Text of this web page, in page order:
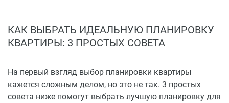
продуманы, дворы благоустроены и озеленены в
соответствии с концепцией ландшафтного дизайна.
инфраструктура: от детских садов, школ и спортивных
сооружений, до магазинов, банков, предприятий
бытового обслуживания, аптек и парковок.
КАК ВЫБРАТЬ ИДЕАЛЬНУЮ ПЛАНИРОВКУ
КВАРТИРЫ: 3 ПРОСТЫХ СОВЕТА
На первый взгляд выбор планировки квартиры
кажется сложным делом, но это не так. 3 простых
совета ниже помогут выбрать лучшую планировку для